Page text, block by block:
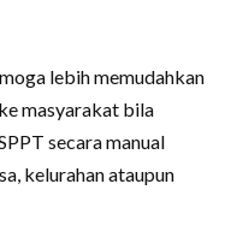
lebih memudahkan
masyarakat bila
secara manual
kelurahan ataupun